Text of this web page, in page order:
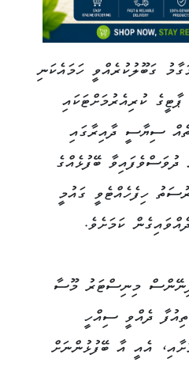
ގަބޫލުކުރެއްވީ ހަމައެކަނި
ކުރިއެރުމަށްޓަކައި
ސިޔާސީ ދާއިރާގައި
ދުވަސްވެފައިވާ ބޭފުޅެއްގެ
ހިފެހެއްޓެވީ ގައުމީ
ކަމަށެވެ.
މިނިސްޓަރު މޫސާ
ދެއްވީ ސިއްހީ
އެއީ އާ ބޭފުޅުންނަށް